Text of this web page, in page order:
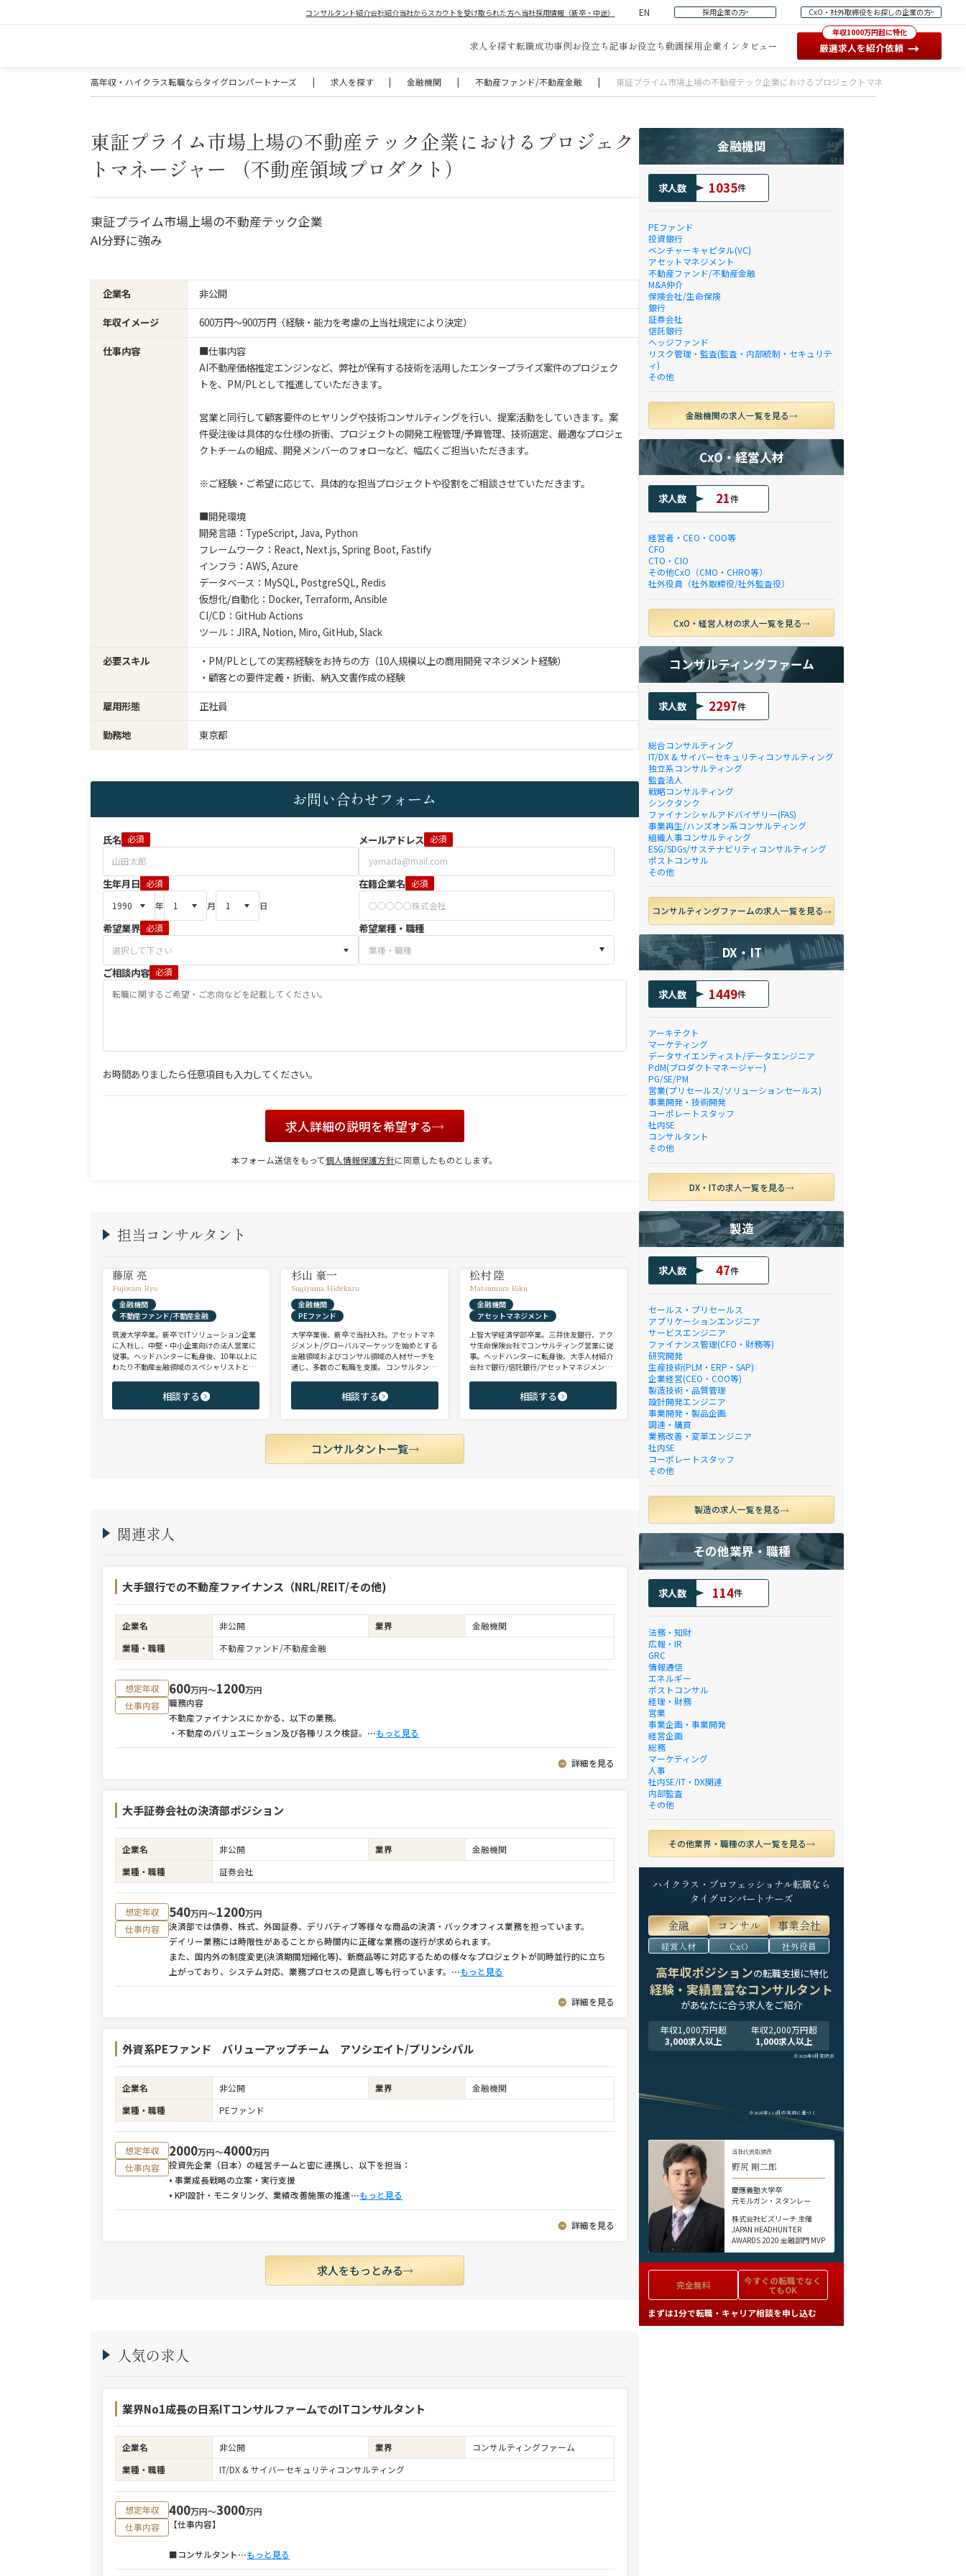
コンサルタント紹介会社紹介当社からスカウトを受け取られた方へ当社採用情報（新卒・中途） EN 採用企業の方 CxO・社外取締役をお探しの企業の方
求人を探す転職成功事例お役立ち記事お役立ち動画採用企業インタビュー
年収1000万円超に特化
厳選求人を紹介依頼 →
高年収・ハイクラス転職ならタイグロンパートナーズ | 求人を探す | 金融機関 | 不動産ファンド/不動産金融 | 東証プライム市場上場の不動産テック企業におけるプロジェクトマネージャー （不動産領
東証プライム市場上場の不動産テック企業におけるプロジェク
トマネージャー （不動産領域プロダクト）
東証プライム市場上場の不動産テック企業
AI分野に強み
企業名
非公開
年収イメージ
600万円〜900万円（経験・能力を考慮の上当社規定により決定）
仕事内容
■仕事内容
AI不動産価格推定エンジンなど、弊社が保有する技術を活用したエンタープライズ案件のプロジェク
トを、PM/PLとして推進していただきます。
営業と同行して顧客要件のヒヤリングや技術コンサルティングを行い、提案活動をしていきます。案
件受注後は具体的な仕様の折衝、プロジェクトの開発工程管理/予算管理、技術選定、最適なプロジェ
クトチームの組成、開発メンバーのフォローなど、幅広くご担当いただきます。
※ご経験・ご希望に応じて、具体的な担当プロジェクトや役割をご相談させていただきます。
■開発環境
開発言語：TypeScript, Java, Python
フレームワーク：React, Next.js, Spring Boot, Fastify
インフラ：AWS, Azure
データベース：MySQL, PostgreSQL, Redis
仮想化/自動化：Docker, Terraform, Ansible
CI/CD：GitHub Actions
ツール：JIRA, Notion, Miro, GitHub, Slack
必要スキル
・PM/PLとしての実務経験をお持ちの方（10人規模以上の商用開発マネジメント経験）
・顧客との要件定義・折衝、納入文書作成の経験
雇用形態
正社員
勤務地
東京都
お問い合わせフォーム
氏名 必須 メールアドレス 必須
生年月日 必須
年
月 日
在籍企業名 必須
希望業界 必須 希望業種・職種
ご相談内容 必須
お時間ありましたら任意項目も入力してください。
求人詳細の説明を希望する
本フォーム送信をもって個人情報保護方針に同意したものとします。
担当コンサルタント
藤原 亮
Fujiwara Ryo
金融機関
不動産ファンド/不動産金融
筑波大学卒業。新卒でITソリューション企業
に入社し、中堅・中小企業向けの法人営業に
従事。ヘッドハンターに転身後、10年以上に
わたり不動産金融領域のスペシャリストとし
ックまで、幅広いポジションで100名以上の
ご支援実績を誇る。また、首都圏に加え、関
相談する
杉山 豪一
Sugiyama Hidekazu
金融機関
PEファンド
大学卒業後、新卒で当社入社。アセットマネ
ジメント/グローバルマーケッツを始めとする
金融領域およびコンサル領域の人材サーチを
通じ、多数のご転職を支援。 コンサルタント
験のハイポテンシャル層やさらなるキャリア
ップを狙うミドル～ハイクラス層をご支援。
相談する
松村 陸
Matsumura Riku
金融機関
アセットマネジメント
上智大学経済学部卒業。三井住友銀行、アク
サ生命保険会社でコンサルティング営業に従
事。ヘッドハンターに転身後、大手人材紹介
会社で銀行/信託銀行/アセットマネジメント
豊富な転職支援実績。日系/外資系、経験者/
未経験者を問わず幅広いポジションでご支援
相談する
コンサルタント一覧
関連求人
大手銀行での不動産ファイナンス（NRL/REIT/その他)
企業名 非公開 業界
金融機関
業種・職種
不動産ファンド/不動産金融
想定年収 600万円〜1200万円
仕事内容
職務内容
不動産ファイナンスにかかる、以下の業務。
・不動産のバリュエーション及び各種リスク検証。 ⋯もっと見る
詳細を見る
大手証券会社の決済部ポジション
企業名 非公開 業界
金融機関
業種・職種
証券会社
想定年収 540万円〜1200万円
仕事内容
決済部では債券、株式、外国証券、デリバティブ等様々な商品の決済・バックオフィス業務を担っています。
デイリー業務には時限性があることから時間内に正確な業務の遂行が求められます。
また、国内外の制度変更(決済期間短縮化等)、新商品等に対応するための様々なプロジェクトが同時並行的に立ち
上がっており、システム対応、業務プロセスの見直し等も行っています。 ⋯もっと見る
詳細を見る
外資系PEファンド バリューアップチーム アソシエイト/プリンシパル
企業名 非公開 業界
金融機関
業種・職種
PEファンド
想定年収 2000万円〜4000万円
仕事内容
投資先企業（日本）の経営チームと密に連携し、以下を担当：
• 事業成長戦略の立案・実行支援
• KPI設計・モニタリング、業績改善施策の推進⋯もっと見る
詳細を見る
求人をもっとみる
人気の求人
業界No1成長の日系ITコンサルファームでのITコンサルタント
企業名 非公開 業界
コンサルティングファーム
業種・職種
IT/DX & サイバーセキュリティコンサルティング
想定年収 400万円〜3000万円
仕事内容
【仕事内容】
■コンサルタント⋯もっと見る
金融機関
求人数 1035件
PEファンド
投資銀行
ベンチャーキャピタル(VC)
アセットマネジメント
不動産ファンド/不動産金融
M&A仲介
保険会社/生命保険
銀行
証券会社
信託銀行
ヘッジファンド
リスク管理・監査(監査・内部統制・セキュリテ
ィ)
その他
金融機関の求人一覧を見る
CxO・経営人材
求人数 21件
経営者・CEO・COO等
CFO
CTO・CIO
その他CxO（CMO・CHRO等）
社外役員（社外取締役/社外監査役）
CxO・経営人材の求人一覧を見る
コンサルティングファーム
求人数 2297件
総合コンサルティング
IT/DX & サイバーセキュリティコンサルティング
独立系コンサルティング
監査法人
戦略コンサルティング
シンクタンク
ファイナンシャルアドバイザリー(FAS)
事業再生/ハンズオン系コンサルティング
組織人事コンサルティング
ESG/SDGs/サステナビリティコンサルティング
ポストコンサル
その他
コンサルティングファームの求人一覧を見る
DX・IT
求人数 1449件
アーキテクト
マーケティング
データサイエンティスト/データエンジニア
PdM(プロダクトマネージャー)
PG/SE/PM
営業(プリセールス/ソリューションセールス)
事業開発・技術開発
コーポレートスタッフ
社内SE
コンサルタント
その他
DX・ITの求人一覧を見る
製造
求人数 47件
セールス・プリセールス
アプリケーションエンジニア
サービスエンジニア
ファイナンス管理(CFO・財務等)
研究開発
生産技術(PLM・ERP・SAP)
企業経営(CEO・COO等)
製造技術・品質管理
設計開発エンジニア
事業開発・製品企画
調達・購買
業務改善・変革エンジニア
社内SE
コーポレートスタッフ
その他
製造の求人一覧を見る
その他業界・職種
求人数 114件
法務・知財
広報・IR
GRC
情報通信
エネルギー
ポストコンサル
経理・財務
営業
事業企画・事業開発
経営企画
総務
マーケティング
人事
社内SE/IT・DX関連
内部監査
その他
その他業界・職種の求人一覧を見る
ハイクラス・プロフェッショナル転職なら
タイグロンパートナーズ
金融 コンサル 事業会社
経営人材 CxO 社外役員
高年収ポジションの転職支援に特化
経験・実績豊富なコンサルタント
があなたに合う求人をご紹介
年収1,000万円超
3,000求人以上
年収2,000万円超
1,000求人以上
※2025年9月末時点
※2024年1-12月の実績に基づく
当社代表取締役
野尻 剛二郎
慶應義塾大学卒
元モルガン・スタンレー
株式会社ビズリーチ 主催
JAPAN HEADHUNTER
AWARDS 2020 金融部門 MVP
完全無料 今すぐの転職でなく
てもOK
まずは1分で転職・キャリア相談を申し込む